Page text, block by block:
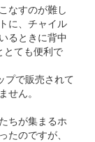
なすのが難し
に、チャイル
るときに背中
とても便利で
プで販売されて
せん。
ちが集まるホ
たのですが、